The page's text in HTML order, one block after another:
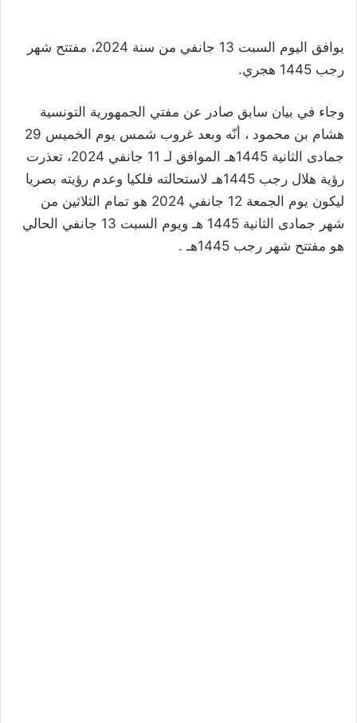
يوافق اليوم السبت 13 جانفي من سنة 2024، مفتتح شهر
رجب 1445 هجري.
وجاء في بيان سابق صادر عن مفتي الجمهورية التونسية
هشام بن محمود ، أنّه وبعد غروب شمس يوم الخميس 29
جمادى الثانية 1445هـ الموافق لـ 11 جانفي 2024، تعذرت
رؤية هلال رجب 1445هـ لاستحالته فلكيا وعدم رؤيته بصريا
ليكون يوم الجمعة 12 جانفي 2024 هو تمام الثلاثين من
شهر جمادى الثانية 1445 هـ ويوم السبت 13 جانفي الحالي
هو مفتتح شهر رجب 1445هـ .